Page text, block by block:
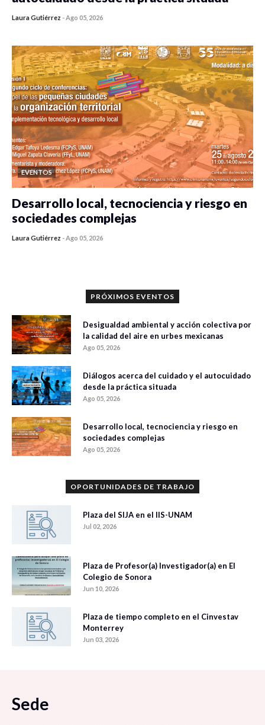
Laura Gutiérrez -Ago 05, 2026
EVENTOS
Desarrollo local, tecnociencia y riesgo en
sociedades complejas
Laura Gutiérrez -Ago 05, 2026
PRÓXIMOS EVENTOS
Desigualdad ambiental y acción colectiva por
la calidad del aire en urbes mexicanas
Ago 05, 2026
Diálogos acerca del cuidado y el autocuidado
desde la práctica situada
Ago 05, 2026
Desarrollo local, tecnociencia y riesgo en
sociedades complejas
Ago 05, 2026
OPORTUNIDADES DE TRABAJO
Plaza del SIJA en el IIS-UNAM
Jul 02, 2026
Plaza de Profesor(a) Investigador(a) en El
Colegio de Sonora
Jun 10, 2026
Plaza de tiempo completo en el Cinvestav
Monterrey
Jun 03, 2026
Sede